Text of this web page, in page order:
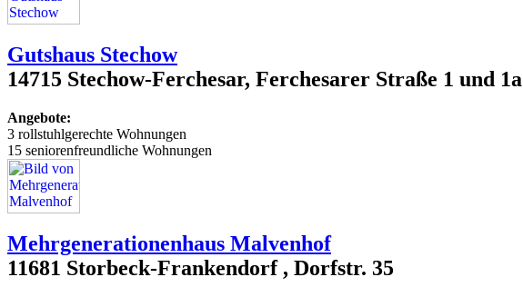
Gutshaus Stechow
14715 Stechow-Ferchesar, Ferchesarer Straße 1 und 1a
Angebote:
3 rollstuhlgerechte Wohnungen
15 seniorenfreundliche Wohnungen
Mehrgenerationenhaus Malvenhof
11681 Storbeck-Frankendorf , Dorfstr. 35